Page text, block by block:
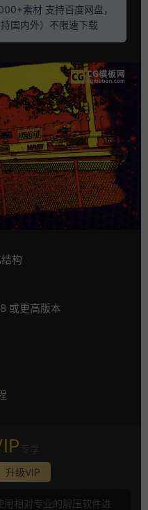
素材 支持百度网盘，
国内外）不限速下载
构
或更高版本
升级VIP
相对专业的解压软件进